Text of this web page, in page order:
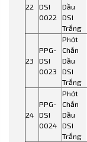
22
DSI
0022
Dầu
DSI
Trắng
23
PPG-
DSI
0023
Phớt
Chắn
Dầu
DSI
Trắng
24
PPG-
DSI
0024
Phớt
Chắn
Dầu
DSI
Trắng